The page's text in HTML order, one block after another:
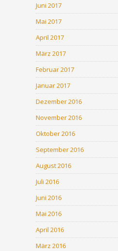
Juni 2017
Mai 2017
April 2017
März 2017
Februar 2017
Januar 2017
Dezember 2016
November 2016
Oktober 2016
September 2016
August 2016
Juli 2016
Juni 2016
Mai 2016
April 2016
März 2016